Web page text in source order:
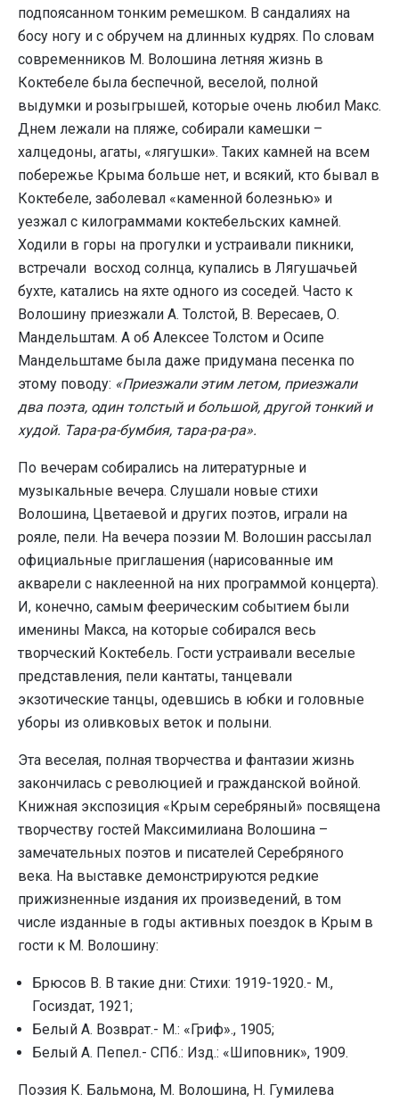
подпоясанном тонким ремешком. В сандалиях на
босу ногу и с обручем на длинных кудрях. По словам
современников М. Волошина летняя жизнь в
Коктебеле была беспечной, веселой, полной
выдумки и розыгрышей, которые очень любил Макс.
Днем лежали на пляже, собирали камешки –
халцедоны, агаты, «лягушки». Таких камней на всем
побережье Крыма больше нет, и всякий, кто бывал в
Коктебеле, заболевал «каменной болезнью» и
уезжал с килограммами коктебельских камней.
Ходили в горы на прогулки и устраивали пикники,
встречали восход солнца, купались в Лягушачьей
бухте, катались на яхте одного из соседей. Часто к
Волошину приезжали А. Толстой, В. Вересаев, О.
Мандельштам. А об Алексее Толстом и Осипе
Мандельштаме была даже придумана песенка по
этому поводу: «Приезжали этим летом, приезжали
два поэта, один толстый и большой, другой тонкий и
худой. Тара-ра-бумбия, тара-ра-ра».
По вечерам собирались на литературные и
музыкальные вечера. Слушали новые стихи
Волошина, Цветаевой и других поэтов, играли на
рояле, пели. На вечера поэзии М. Волошин рассылал
официальные приглашения (нарисованные им
акварели с наклеенной на них программой концерта).
И, конечно, самым феерическим событием были
именины Макса, на которые собирался весь
творческий Коктебель. Гости устраивали веселые
представления, пели кантаты, танцевали
экзотические танцы, одевшись в юбки и головные
уборы из оливковых веток и полыни.
Эта веселая, полная творчества и фантазии жизнь
закончилась с революцией и гражданской войной.
Книжная экспозиция «Крым серебряный» посвящена
творчеству гостей Максимилиана Волошина –
замечательных поэтов и писателей Серебряного
века. На выставке демонстрируются редкие
прижизненные издания их произведений, в том
числе изданные в годы активных поездок в Крым в
гости к М. Волошину:
Брюсов В. В такие дни: Стихи: 1919-1920.- М.,
Госиздат, 1921;
Белый А. Возврат.- М.: «Гриф»., 1905;
Белый А. Пепел.- СПб.: Изд.: «Шиповник», 1909.
Поэзия К. Бальмона, М. Волошина, Н. Гумилева